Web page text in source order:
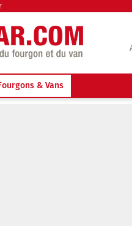
& Vans